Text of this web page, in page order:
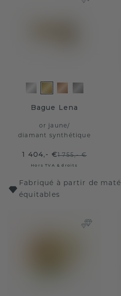
Bague Lena
or jaune/
diamant synthétique
1 404,- €1 755,- €
Hors TVA & droits
Fabriqué à partir de
équitables